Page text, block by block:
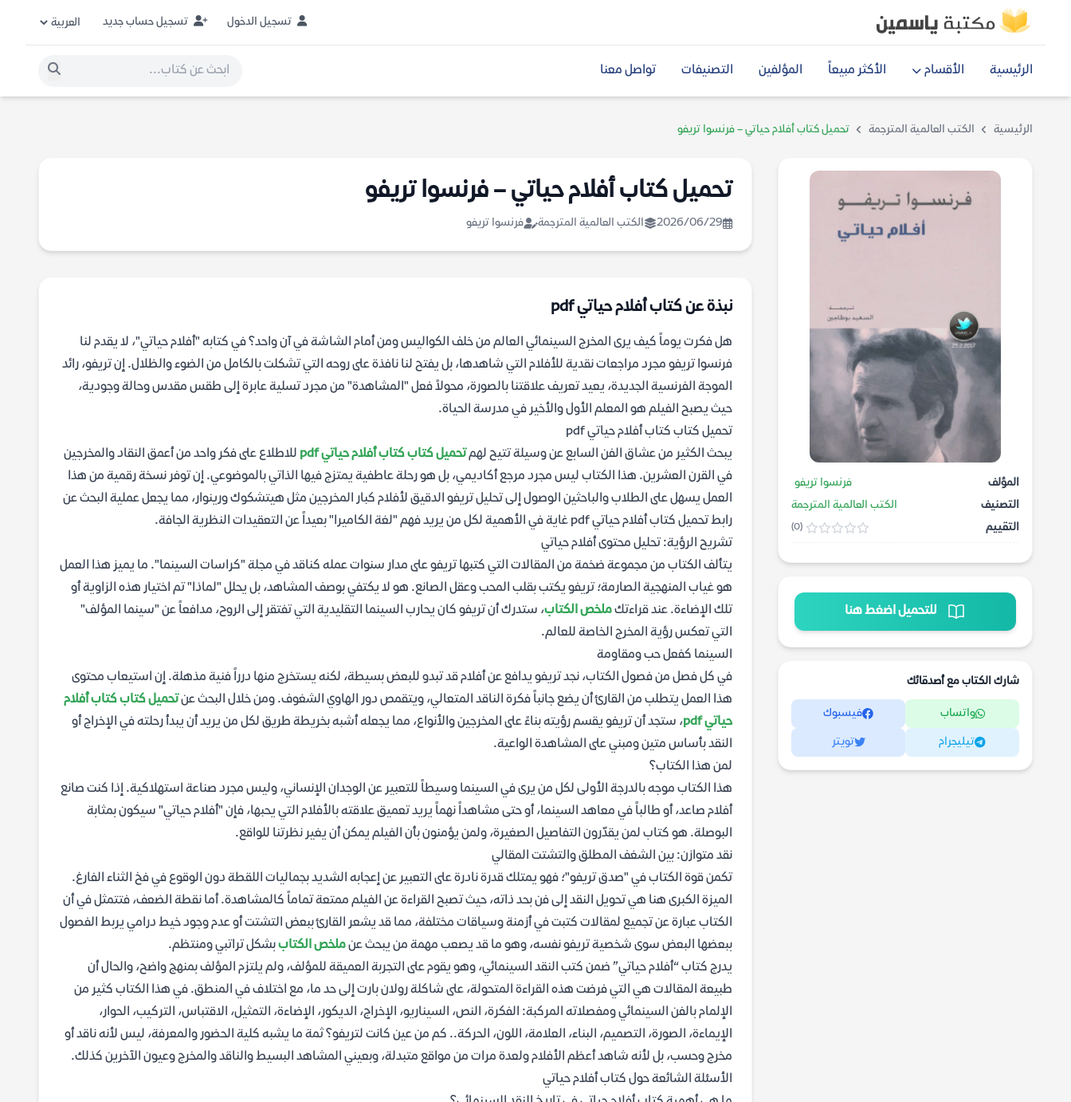
تسجيل الدخول تسجيل حساب جديد
الرئيسية الأقسام الأكثر مبيعاً المؤلفين التصنيفات تواصل معنا
الرئيسية الكتب العالمية المترجمة تحميل كتاب أفلام حياتي – فرنسوا تريفو
المؤلف
فرنسوا تريفو
التصنيف
الكتب العالمية المترجمة
التقييم
(0)
للتحميل اضغط هنا
شارك الكتاب مع أصدقائك
واتساب فيسبوك
تيليجرام تويتر
تحميل كتاب أفلام حياتي – فرنسوا تريفو
2026/06/29 الكتب العالمية المترجمة فرنسوا تريفو
نبذة عن كتاب أفلام حياتي pdf
هل فكرت يوماً كيف يرى المخرج السينمائي العالم من خلف الكواليس ومن أمام الشاشة في آن واحد؟ في كتابه "أفلام حياتي"، لا يقدم لنا
فرنسوا تريفو مجرد مراجعات نقدية للأفلام التي شاهدها، بل يفتح لنا نافذة على روحه التي تشكلت بالكامل من الضوء والظلال. إن تريفو، رائد
الموجة الفرنسية الجديدة، يعيد تعريف علاقتنا بالصورة، محولاً فعل "المشاهدة" من مجرد تسلية عابرة إلى طقس مقدس وحالة وجودية،
حيث يصبح الفيلم هو المعلم الأول والأخير في مدرسة الحياة.
تحميل كتاب كتاب أفلام حياتي pdf
يبحث الكثير من عشاق الفن السابع عن وسيلة تتيح لهمتحميل كتاب كتاب أفلام حياتي pdf
للاطلاع على فكر واحد من أعمق النقاد والمخرجين
في القرن العشرين. هذا الكتاب ليس مجرد مرجع أكاديمي، بل هو رحلة عاطفية يمتزج فيها الذاتي بالموضوعي. إن توفر نسخة رقمية من هذا
العمل يسهل على الطلاب والباحثين الوصول إلى تحليل تريفو الدقيق لأفلام كبار المخرجين مثل هيتشكوك ورينوار، مما يجعل عملية البحث عن
رابط تحميل كتاب أفلام حياتي pdf غاية في الأهمية لكل من يريد فهم "لغة الكاميرا" بعيداً عن التعقيدات النظرية الجافة.
تشريح الرؤية: تحليل محتوى أفلام حياتي
يتألف الكتاب من مجموعة ضخمة من المقالات التي كتبها تريفو على مدار سنوات عمله كناقد في مجلة "كراسات السينما". ما يميز هذا العمل
هو غياب المنهجية الصارمة؛ تريفو يكتب بقلب المحب وعقل الصانع. هو لا يكتفي بوصف المشاهد، بل يحلل "لماذا" تم اختيار هذه الزاوية أو
تلك الإضاءة. عند قراءتكملخص الكتاب، ستدرك أن تريفو كان يحارب السينما التقليدية التي تفتقر إلى الروح، مدافعاً عن "سينما المؤلف"
التي تعكس رؤية المخرج الخاصة للعالم.
السينما كفعل حب ومقاومة
في كل فصل من فصول الكتاب، نجد تريفو يدافع عن أفلام قد تبدو للبعض بسيطة، لكنه يستخرج منها درراً فنية مذهلة. إن استيعاب محتوى
هذا العمل يتطلب من القارئ أن يضع جانباً فكرة الناقد المتعالي، ويتقمص دور الهاوي الشغوف. ومن خلال البحث عنتحميل كتاب كتاب أفلام
حياتي pdf
، ستجد أن تريفو يقسم رؤيته بناءً على المخرجين والأنواع، مما يجعله أشبه بخريطة طريق لكل من يريد أن يبدأ رحلته في الإخراج أو
النقد بأساس متين ومبني على المشاهدة الواعية.
لمن هذا الكتاب؟
هذا الكتاب موجه بالدرجة الأولى لكل من يرى في السينما وسيطاً للتعبير عن الوجدان الإنساني، وليس مجرد صناعة استهلاكية. إذا كنت صانع
أفلام صاعد، أو طالباً في معاهد السينما، أو حتى مشاهداً نهماً يريد تعميق علاقته بالأفلام التي يحبها، فإن "أفلام حياتي" سيكون بمثابة
البوصلة. هو كتاب لمن يقدّرون التفاصيل الصغيرة، ولمن يؤمنون بأن الفيلم يمكن أن يغير نظرتنا للواقع.
نقد متوازن: بين الشغف المطلق والتشتت المقالي
تكمن قوة الكتاب في "صدق تريفو"؛ فهو يمتلك قدرة نادرة على التعبير عن إعجابه الشديد بجماليات اللقطة دون الوقوع في فخ الثناء الفارغ.
الميزة الكبرى هنا هي تحويل النقد إلى فن بحد ذاته، حيث تصبح القراءة عن الفيلم ممتعة تماماً كالمشاهدة. أما نقطة الضعف، فتتمثل في أن
الكتاب عبارة عن تجميع لمقالات كتبت في أزمنة وسياقات مختلفة، مما قد يشعر القارئ ببعض التشتت أو عدم وجود خيط درامي يربط الفصول
ببعضها البعض سوى شخصية تريفو نفسه، وهو ما قد يصعب مهمة من يبحث عنملخص الكتاببشكل تراتبي ومنتظم.
يدرج كتاب “أفلام حياتي” ضمن كتب النقد السينمائي، وهو يقوم على التجربة العميقة للمؤلف، ولم يلتزم المؤلف بمنهج واضح، والحال أن
طبيعة المقالات هي التي فرضت هذه القراءة المتحولة، على شاكلة رولان بارت إلى حد ما، مع اختلاف في المنطق. في هذا الكتاب كثير من
الإلمام بالفن السينمائي ومفصلاته المركبة: الفكرة، النص، السيناريو، الإخراج، الديكور، الإضاءة، التمثيل، الاقتباس، التركيب، الحوار،
الإيماءة، الصورة، التصميم، البناء، العلامة، اللون، الحركة.. كم من عين كانت لتريفو؟ ثمة ما يشبه كلية الحضور والمعرفة، ليس لأنه ناقد أو
مخرج وحسب، بل لأنه شاهد أعظم الأفلام ولعدة مرات من مواقع متبدلة، وبعيني المشاهد البسيط والناقد والمخرج وعيون الآخرين كذلك.
الأسئلة الشائعة حول كتاب أفلام حياتي